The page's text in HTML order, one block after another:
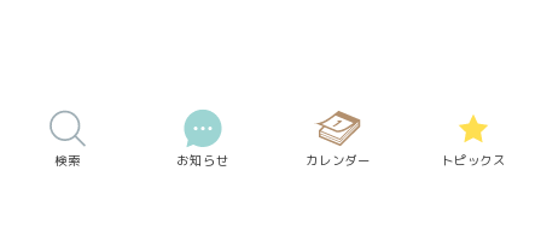
検索 お知らせ カレンダー トピックス
©aiparet All Rights Reserved.